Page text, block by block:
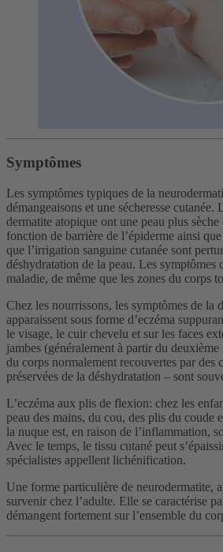
Symptômes
Les symptômes typiques de la
démangeaisons et une sécheresse cutanée.
dermatite atopique ont une peau plus
fonction de barrière de l’épiderme ainsi
que l’irrigation sanguine cutanée sont
déshydratation de la peau. Les symptômes
maladie, de même que les zones du corps
Chez les nourrissons, les symptômes de la
apparaissent sous forme d’eczéma
le visage, le cuir chevelu et sur les faces
jambes (généralement à partir du
du corps normalement recouvertes par des
préservées de la déshydratation – sont
L’eczéma aux plis de flexion: chez les
peau des mains, du cou, des plis du coude
la nuque est, en raison de l’inflammation,
Avec le temps, le tissu cutané peut
spécialistes appellent lichénification.
Une forme particulière de neurodermatite,
survenir chez l’adulte. Elle se caractérise
démangent fortement sur l’ensemble du